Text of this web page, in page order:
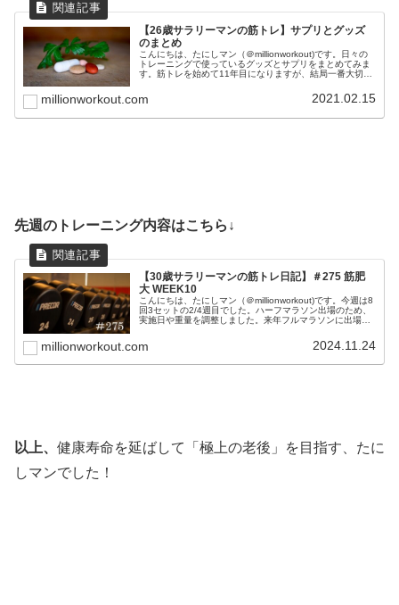
【26歳サラリーマンの筋トレ】サプリとグッズ
のまとめ
こんにちは、たにしマン（＠millionworkout)です。日々の
トレーニングで使っているグッズとサプリをまとめてみま
す。筋トレを始めて11年目になりますが、結局一番大切な
millionworkout.com 2021.02.15
先週のトレーニング内容はこちら↓
【30歳サラリーマンの筋トレ日記】＃275 筋肥
大 WEEK10
こんにちは、たにしマン（＠millionworkout)です。今週は8
回3セットの2/4週目でした。ハーフマラソン出場のため、
実施日や重量を調整しました。来年フルマラソンに出場す
millionworkout.com 2024.11.24
以上、 健康寿命を延ばして「極上の老後」を目指す、たに
しマンでした！